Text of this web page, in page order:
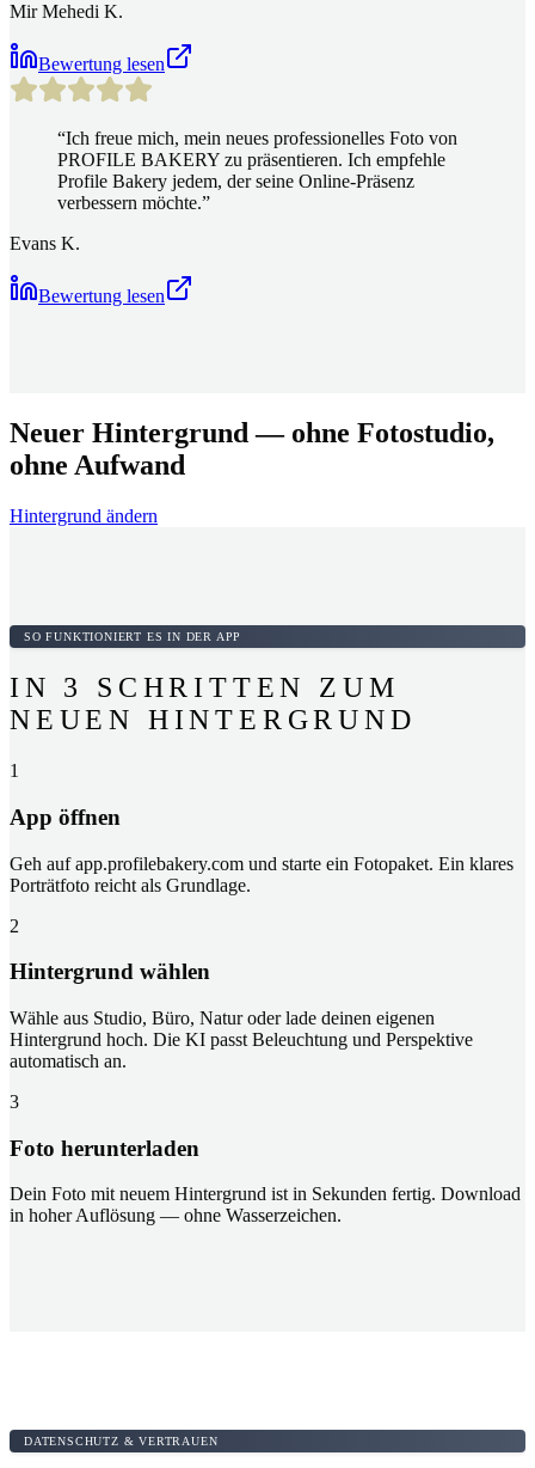
Mir Mehedi K.
Bewertung lesen
“Ich freue mich, mein neues professionelles Foto von
PROFILE BAKERY zu präsentieren. Ich empfehle
Profile Bakery jedem, der seine Online-Präsenz
verbessern möchte.”
Evans K.
Bewertung lesen
Neuer Hintergrund — ohne Fotostudio,
ohne Aufwand
Hintergrund ändern
SO FUNKTIONIERT ES IN DER APP
IN 3 SCHRITTEN ZUM
NEUEN HINTERGRUND
1
App öffnen
Geh auf app.profilebakery.com und starte ein Fotopaket. Ein klares
Porträtfoto reicht als Grundlage.
2
Hintergrund wählen
Wähle aus Studio, Büro, Natur oder lade deinen eigenen
Hintergrund hoch. Die KI passt Beleuchtung und Perspektive
automatisch an.
3
Foto herunterladen
Dein Foto mit neuem Hintergrund ist in Sekunden fertig. Download
in hoher Auflösung — ohne Wasserzeichen.
DATENSCHUTZ & VERTRAUEN